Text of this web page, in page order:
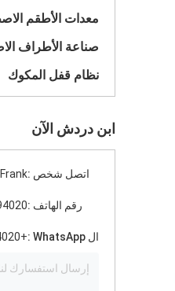
معدات الأطقم
صناعة الأطراف
نظام قفل المكوك
ابن دردش الآن
اتصل شخص :Frank
رقم الهاتف :
ال WhatsApp : +8613521594020